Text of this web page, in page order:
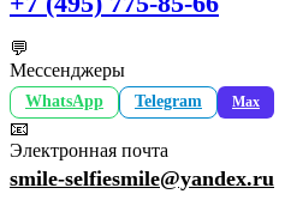
💬
Мессенджеры
WhatsApp Telegram Max
📧
Электронная почта
smile-selfiesmile@yandex.ru